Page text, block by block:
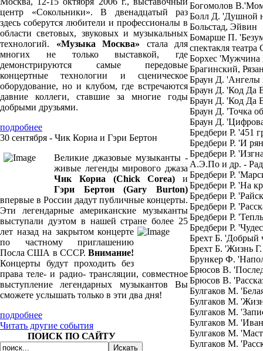
центр «Сокольники». В двенадцатый раз
здесь соберутся любители и профессионалы в
области световых, звуковых и музыкальных
технологий. «Музыка Москва» стала для
многих не только выставкой, где
демонстрируются самые передовые
концертные технологии и сценическое
оборудование, но и клубом, где встречаются
давние коллеги, ставшие за многие годы
добрыми друзьями.
подробнее
30 сентября - Чик Кориа и Гэри Бертон
Великие джазовые музыканты -
живые легенды мирового джаза
Чик Кориа (Chick Corea) и
Гэри Бертон (Gary Burton)
впервые в России дадут публичные концерты.
Эти легендарные американские музыканты
выступали дуэтом в нашей стране более 25
лет назад на закрытом концерте
по частному приглашению
Посла США в СССР. Внимание!
Концерты будут проходить без
права теле- и радио- трансляции, совместное
выступление легендарных музыкантов Вы
сможете услышать только в эти два дня!
подробнее
Читать другие события
ПОИСК ПО САЙТУ
Богомолов
Болл Д. 'Душной
Больстад, Эйвин
Бомарше П.
спектакля
Борхес 'Мужчина
Брагинский,
Браун Д.
Браун Д. 'Код Да
Браун Д. 'Код Да
Браун Д. 'Точка
Браун Д.
Бредбери Р. '451
Бредбери Р. 'И
Бредбери Р.
А.Э.По и др. -
Бредбери Р.
Бредбери Р. 'На
Бредбери Р.
Бредбери Р.
Бредбери Р.
Бредбери Р.
Брехт Б. 'Добрый
Брехт Б. 'Жизнь Г.
Брункер Ф.
Брюсов В.
Брюсов В.
Булгаков М.
Булгаков М.
Булгаков М.
Булгаков М.
Булгаков М.
Булгаков М.